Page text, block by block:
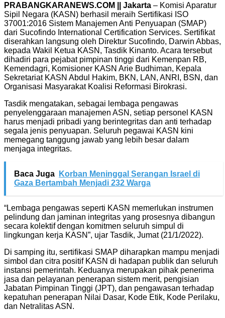
PRABANGKARANEWS.COM || Jakarta – Komisi Aparatur
Sipil Negara (KASN) berhasil meraih Sertifikasi ISO
37001:2016 Sistem Manajemen Anti Penyuapan (SMAP)
dari Sucofindo International Certification Services. Sertifikat
diserahkan langsung oleh Direktur Sucofindo, Darwin Abbas,
kepada Wakil Ketua KASN, Tasdik Kinanto. Acara tersebut
dihadiri para pejabat pimpinan tinggi dari Kemenpan RB,
Kemendagri, Komisioner KASN Arie Budhiman, Kepala
Sekretariat KASN Abdul Hakim, BKN, LAN, ANRI, BSN, dan
Organisasi Masyarakat Koalisi Reformasi Birokrasi.
Tasdik mengatakan, sebagai lembaga pengawas
penyelenggaraan manajemen ASN, setiap personel KASN
harus menjadi pribadi yang berintegritas dan anti terhadap
segala jenis penyuapan. Seluruh pegawai KASN kini
memegang tanggung jawab yang lebih besar dalam
menjaga integritas.
Baca Juga
Korban Meninggal Serangan Israel di
Gaza Bertambah Menjadi 232 Warga
“Lembaga pengawas seperti KASN memerlukan instrumen
pelindung dan jaminan integritas yang prosesnya dibangun
secara kolektif dengan komitmen seluruh simpul di
lingkungan kerja KASN”, ujar Tasdik, Jumat (21/1/2022).
Di samping itu, sertifikasi SMAP diharapkan mampu menjadi
simbol dan citra positif KASN di hadapan publik dan seluruh
instansi pemerintah. Keduanya merupakan pihak penerima
jasa dan pelayanan penerapan sistem merit, pengisian
Jabatan Pimpinan Tinggi (JPT), dan pengawasan terhadap
kepatuhan penerapan Nilai Dasar, Kode Etik, Kode Perilaku,
dan Netralitas ASN.